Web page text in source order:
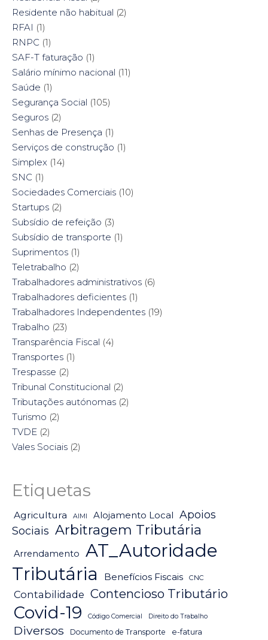
Residente não habitual (2)
RFAI (1)
RNPC (1)
SAF-T faturação (1)
Salário mínimo nacional (11)
Saúde (1)
Segurança Social (105)
Seguros (2)
Senhas de Presença (1)
Serviços de construção (1)
Simplex (14)
SNC (1)
Sociedades Comerciais (10)
Startups (2)
Subsídio de refeição (3)
Subsídio de transporte (1)
Suprimentos (1)
Teletrabalho (2)
Trabalhadores administrativos (6)
Trabalhadores deficientes (1)
Trabalhadores Independentes (19)
Trabalho (23)
Transparência Fiscal (4)
Transportes (1)
Trespasse (2)
Tribunal Constitucional (2)
Tributações autónomas (2)
Turismo (2)
TVDE (2)
Vales Sociais (2)
Etiquetas
Agricultura AIMI Alojamento Local
Apoios
Sociais Arbitragem Tributária
Arrendamento
AT_Autoridade
Tributária
Benefícios Fiscais CNC
Contabilidade Contencioso Tributário
Covid-19 Código Comercial Direito do Trabalho
Diversos Documento de Transporte e-fatura